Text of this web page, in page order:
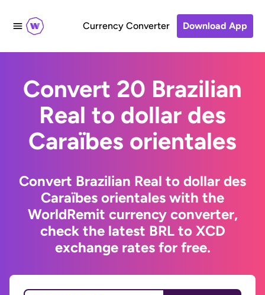
Currency Converter Download App
Convert 20 Brazilian
Real to dollar des
Caraïbes orientales
Convert Brazilian Real to dollar des
Caraïbes orientales with the
WorldRemit currency converter,
check the latest BRL to XCD
exchange rates for free.